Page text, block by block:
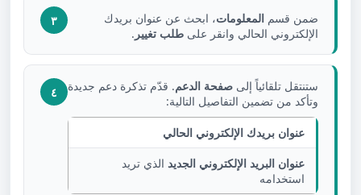
٣ ضمن قسم المعلومات، ابحث عن عنوان بريدك
الإلكتروني الحالي وانقر على طلب تغيير .
٤ ستنتقل تلقائياً إلى صفحة الدعم. قدّم تذكرة دعم جديدة
وتأكد من تضمين التفاصيل التالية:
عنوان بريدك الإلكتروني الحالي
عنوان البريد الإلكتروني الجديد الذي تريد
استخدامه